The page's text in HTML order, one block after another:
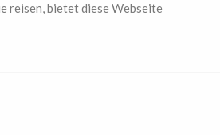
reisen, bietet diese Webseite